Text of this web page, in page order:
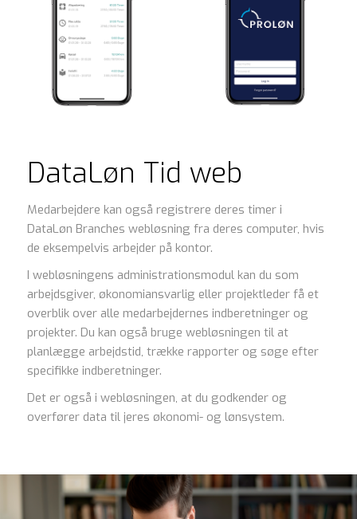
DataLøn Tid web
Medarbejdere kan også registrere deres timer i
DataLøn Branches webløsning fra deres computer, hvis
de eksempelvis arbejder på kontor.
I webløsningens administrationsmodul kan du som
arbejdsgiver, økonomiansvarlig eller projektleder få et
overblik over alle medarbejdernes indberetninger og
projekter. Du kan også bruge webløsningen til at
planlægge arbejdstid, trække rapporter og søge efter
specifikke indberetninger.
Det er også i webløsningen, at du godkender og
overfører data til jeres økonomi- og lønsystem.